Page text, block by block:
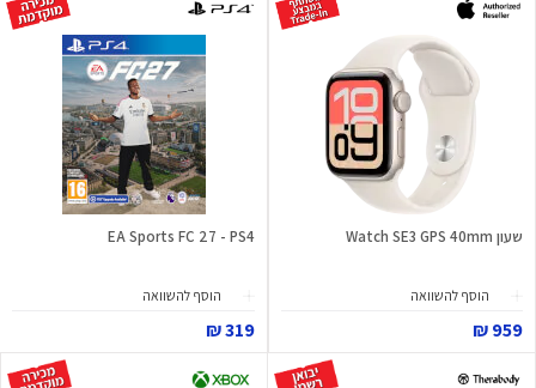
שעון Watch SE3 GPS 40mm
הוסף להשוואה
959 ₪
EA Sports FC 27 - PS4
הוסף להשוואה
319 ₪